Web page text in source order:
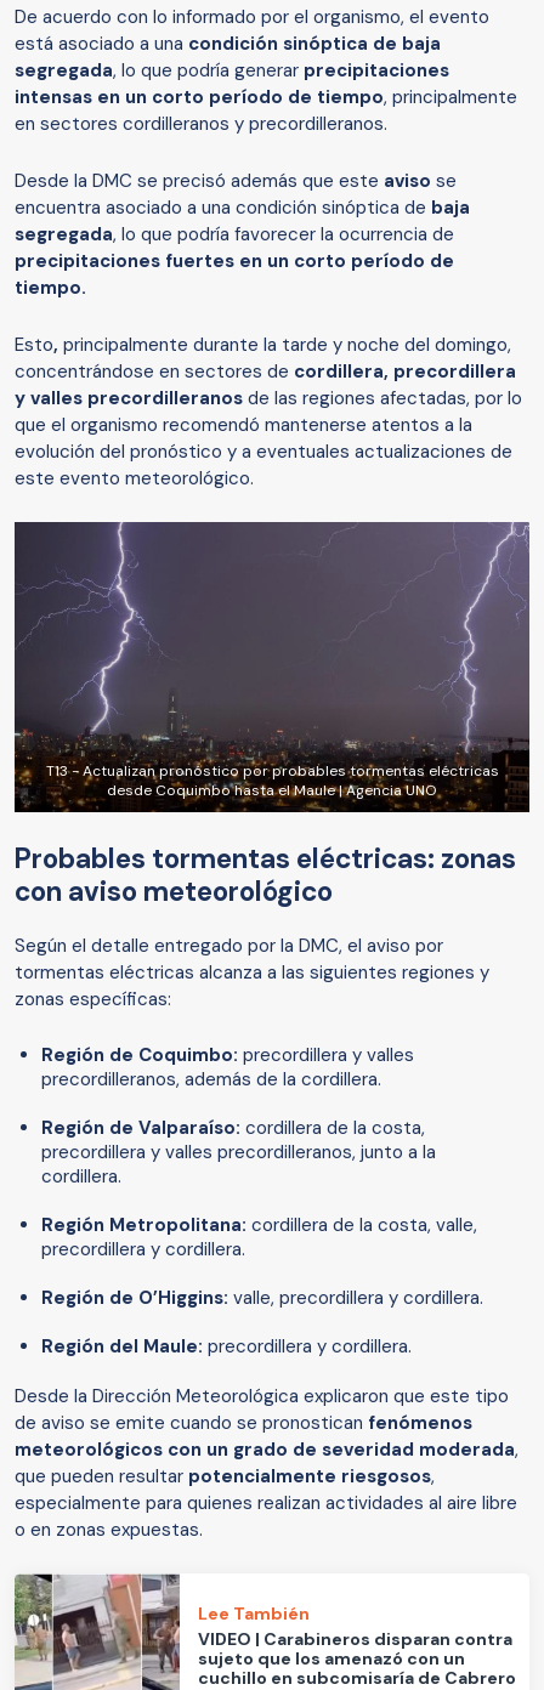
De acuerdo con lo informado por el organismo, el evento
está asociado a una condición sinóptica de baja
segregada, lo que podría generar precipitaciones
intensas en un corto período de tiempo, principalmente
en sectores cordilleranos y precordilleranos.
Desde la DMC se precisó además que este aviso se
encuentra asociado a una condición sinóptica de baja
segregada, lo que podría favorecer la ocurrencia de
precipitaciones fuertes en un corto período de
tiempo.
Esto, principalmente durante la tarde y noche del domingo,
concentrándose en sectores de cordillera, precordillera
y valles precordilleranos de las regiones afectadas, por lo
que el organismo recomendó mantenerse atentos a la
evolución del pronóstico y a eventuales actualizaciones de
este evento meteorológico.
T13 - Actualizan pronóstico por probables tormentas eléctricas
desde Coquimbo hasta el Maule | Agencia UNO
Probables tormentas eléctricas: zonas
con aviso meteorológico
Según el detalle entregado por la DMC, el aviso por
tormentas eléctricas alcanza a las siguientes regiones y
zonas específicas:
Región de Coquimbo: precordillera y valles
precordilleranos, además de la cordillera.
Región de Valparaíso: cordillera de la costa,
precordillera y valles precordilleranos, junto a la
cordillera.
Región Metropolitana: cordillera de la costa, valle,
precordillera y cordillera.
Región de O’Higgins: valle, precordillera y cordillera.
Región del Maule: precordillera y cordillera.
Desde la Dirección Meteorológica explicaron que este tipo
de aviso se emite cuando se pronostican fenómenos
meteorológicos con un grado de severidad moderada,
que pueden resultar potencialmente riesgosos,
especialmente para quienes realizan actividades al aire libre
o en zonas expuestas.
Lee También
VIDEO | Carabineros disparan contra
sujeto que los amenazó con un
cuchillo en subcomisaría de Cabrero